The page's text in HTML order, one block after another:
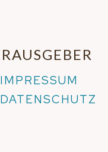
IMPRESSUM
DATENSCHUTZ